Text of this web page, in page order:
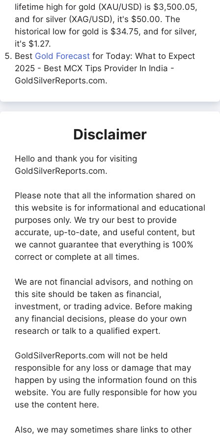
lifetime high for gold (XAU/USD) is $3,500.05,
and for silver (XAG/USD), it's $50.00. The
historical low for gold is $34.75, and for silver,
it's $1.27.
Best Gold Forecast for Today: What to Expect
2025 - Best MCX Tips Provider In India -
GoldSilverReports.com.
Disclaimer
Hello and thank you for visiting
GoldSilverReports.com.
Please note that all the information shared on
this website is for informational and educational
purposes only. We try our best to provide
accurate, up-to-date, and useful content, but
we cannot guarantee that everything is 100%
correct or complete at all times.
We are not financial advisors, and nothing on
this site should be taken as financial,
investment, or trading advice. Before making
any financial decisions, please do your own
research or talk to a qualified expert.
GoldSilverReports.com will not be held
responsible for any loss or damage that may
happen by using the information found on this
website. You are fully responsible for how you
use the content here.
Also, we may sometimes share links to other